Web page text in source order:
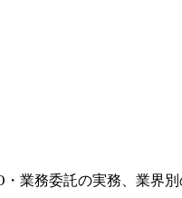
業務委託の実務、業界